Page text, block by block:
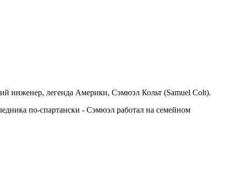
инженер, легенда Америки, Сэмюэл Кольт (Samuel Colt).
по-спартански - Сэмюэл работал на семейном